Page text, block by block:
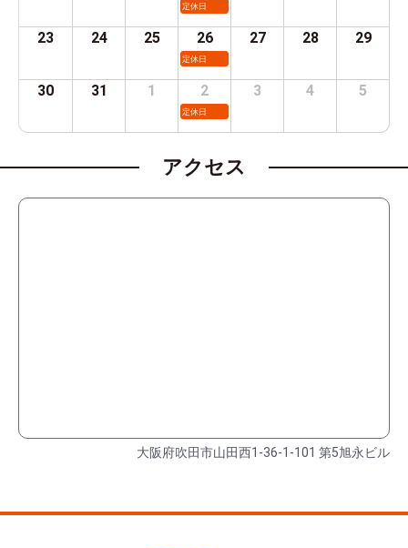
定休日
23 24 25 26
定休日
27 28 29
30 31 1 2
定休日
3 4 5
アクセス
大阪府吹田市山田西1-36-1-101 第5旭永ビル